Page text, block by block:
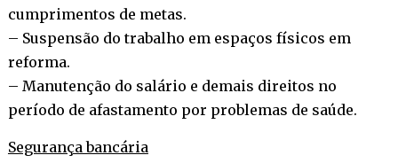
cumprimentos de metas.
– Suspensão do trabalho em espaços físicos em
reforma.
– Manutenção do salário e demais direitos no
período de afastamento por problemas de saúde.
Segurança bancária